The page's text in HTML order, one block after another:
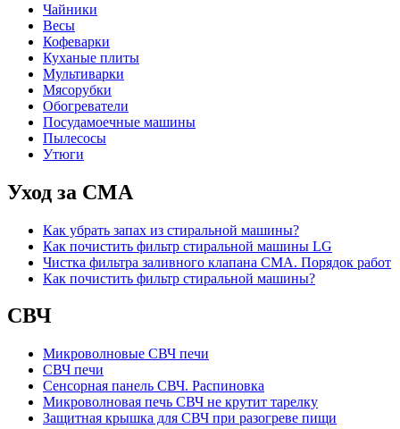
Чайники
Весы
Кофеварки
Куханые плиты
Мультиварки
Мясорубки
Обогреватели
Посудамоечные машины
Пылесосы
Утюги
Уход за СМА
Как убрать запах из стиральной машины?
Как почистить фильтр стиральной машины LG
Чистка фильтра заливного клапана СМА. Порядок работ
Как почистить фильтр стиральной машины?
СВЧ
Микроволновые СВЧ печи
СВЧ печи
Сенсорная панель СВЧ. Распиновка
Микроволновая печь СВЧ не крутит тарелку
Защитная крышка для СВЧ при разогреве пищи